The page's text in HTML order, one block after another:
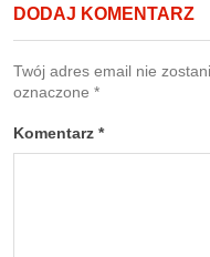
DODAJ KOMENTARZ
Twój adres email nie
oznaczone *
Komentarz *